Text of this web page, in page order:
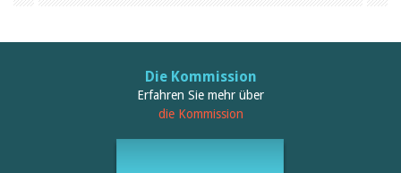
2023
2021
Die Kommission
Erfahren Sie mehr über
die Kommission